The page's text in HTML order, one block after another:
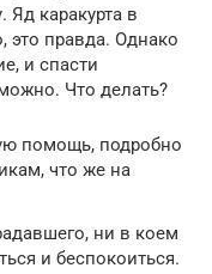
Яд каракурта в
это правда. Однако
и спасти
Что делать?
помощь, подробно
что же на
ни в коем
и беспокоиться.